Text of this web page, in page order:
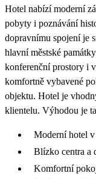
Hotel nabízí moderní
pobyty i poznávání
dopravnímu spojení je
hlavní městské
konferenční prostory i
komfortně vybavené
objektu. Hotel je
klientelu. Výhodou je
Moderní hotel
Blízko centra a
Komfortní